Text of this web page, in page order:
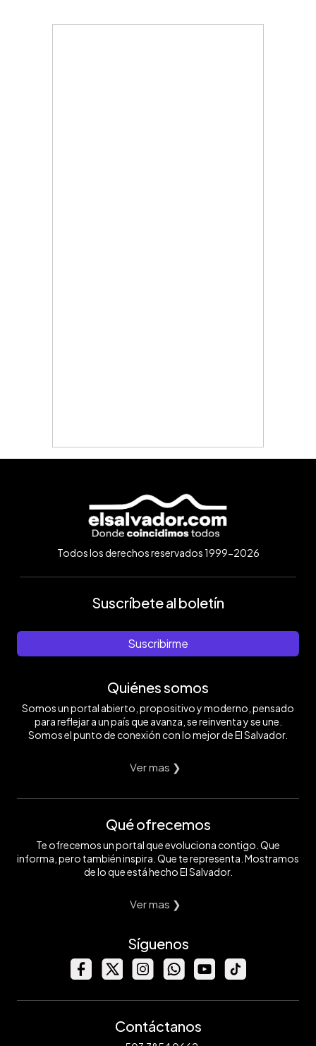
Todos los derechos reservados 1999-2026
Suscríbete al boletín
Suscribirme
Quiénes somos
Somos un portal abierto, propositivo y moderno, pensado
para reflejar a un país que avanza, se reinventa y se une.
Somos el punto de conexión con lo mejor de El Salvador.
Ver mas ❯
Qué ofrecemos
Te ofrecemos un portal que evoluciona contigo. Que
informa, pero también inspira. Que te representa. Mostramos
de lo que está hecho El Salvador.
Ver mas ❯
Síguenos
Contáctanos